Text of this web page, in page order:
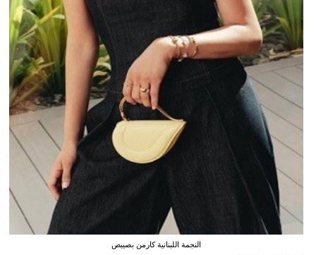
النجمة اللبنانية كارمن بصيبص